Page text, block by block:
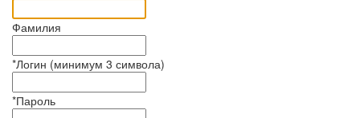
Фамилия
*Логин (минимум 3 символа)
*Пароль